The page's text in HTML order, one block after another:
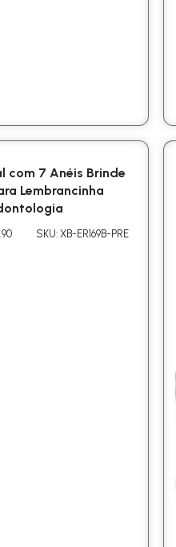
com 7 Anéis Brinde
Lembrancinha
SKU: XB-ER169B-PRE